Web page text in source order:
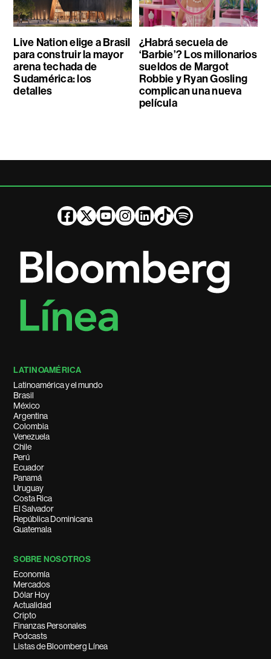
Live Nation elige a Brasil
para construir la mayor
arena techada de
Sudamérica: los
detalles
¿Habrá secuela de
‘Barbie’? Los millonarios
sueldos de Margot
Robbie y Ryan Gosling
complican una nueva
película
LATINOAMÉRICA
Latinoamérica y el mundo
Brasil
México
Argentina
Colombia
Venezuela
Chile
Perú
Ecuador
Panamá
Uruguay
Costa Rica
El Salvador
República Dominicana
Guatemala
SOBRE NOSOTROS
Economía
Mercados
Dólar Hoy
Actualidad
Cripto
Finanzas Personales
Podcasts
Listas de Bloomberg Línea